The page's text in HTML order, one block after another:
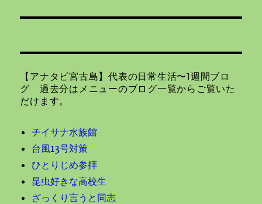
ー
ン
投
【アナタビ宮古島】代表の日常生活〜1週間ブロ
グ 過去分はメニューのブログ一覧からご覧いた
だけます。
チイサナ水族館
台風13号対策
ひとりじめ参拝
昆虫好きな高校生
ざっくり言うと同志